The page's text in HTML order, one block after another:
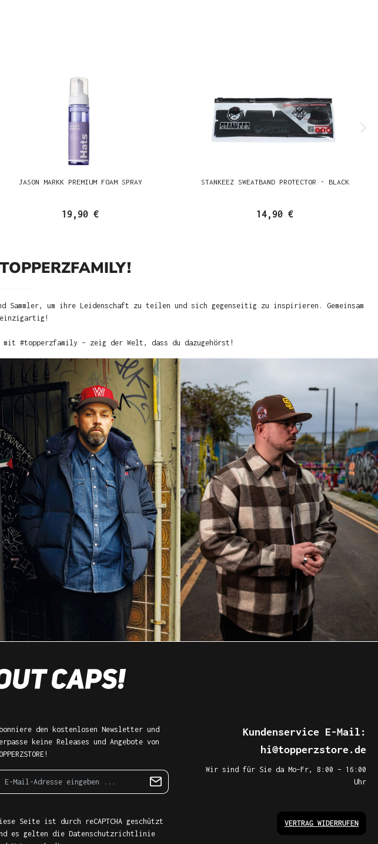
JASON MARKK PREMIUM FOAM SPRAY
19,90 €
STANKEEZ SWEATBAND PROTECTOR - BLACK
14,90 €
um ihre Leidenschaft zu teilen und sich gegenseitig zu inspirieren. Gemeinsam
einzigartig!
mit #topperzfamily – zeig der Welt, dass du dazugehörst!
den kostenlosen Newsletter und
keine Releases und Angebote von
Seite ist durch reCAPTCHA geschützt
es gelten die Datenschutzrichtlinie
Kundenservice E-Mail:
hi@topperzstore.de
Wir sind für Sie da Mo–Fr, 8:00 – 16:00
Uhr
VERTRAG WIDERRUFEN